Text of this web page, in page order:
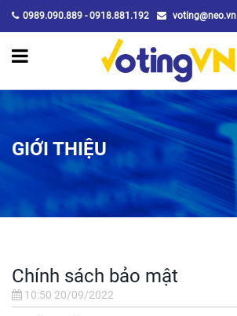
0989.090.889 - 0918.881.192 voting@neo.vn
GIỚI THIỆU
Chính sách bảo mật
10:50 20/09/2022